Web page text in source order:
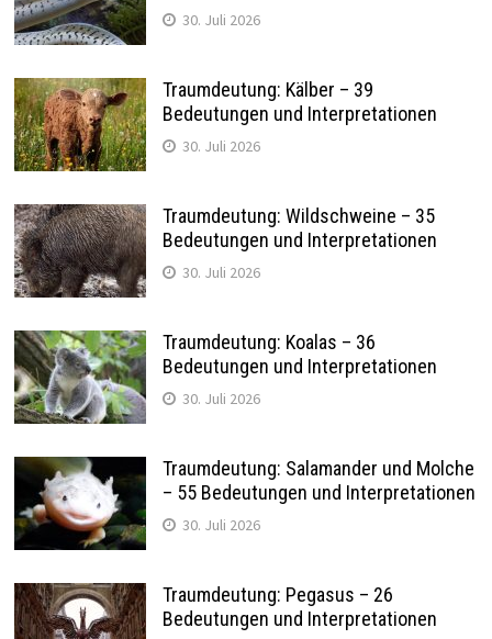
30. Juli 2026
Traumdeutung: Kälber – 39
Bedeutungen und Interpretationen
30. Juli 2026
Traumdeutung: Wildschweine – 35
Bedeutungen und Interpretationen
30. Juli 2026
Traumdeutung: Koalas – 36
Bedeutungen und Interpretationen
30. Juli 2026
Traumdeutung: Salamander und Molche
– 55 Bedeutungen und Interpretationen
30. Juli 2026
Traumdeutung: Pegasus – 26
Bedeutungen und Interpretationen